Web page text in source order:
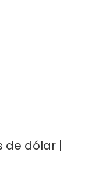
de dólar |